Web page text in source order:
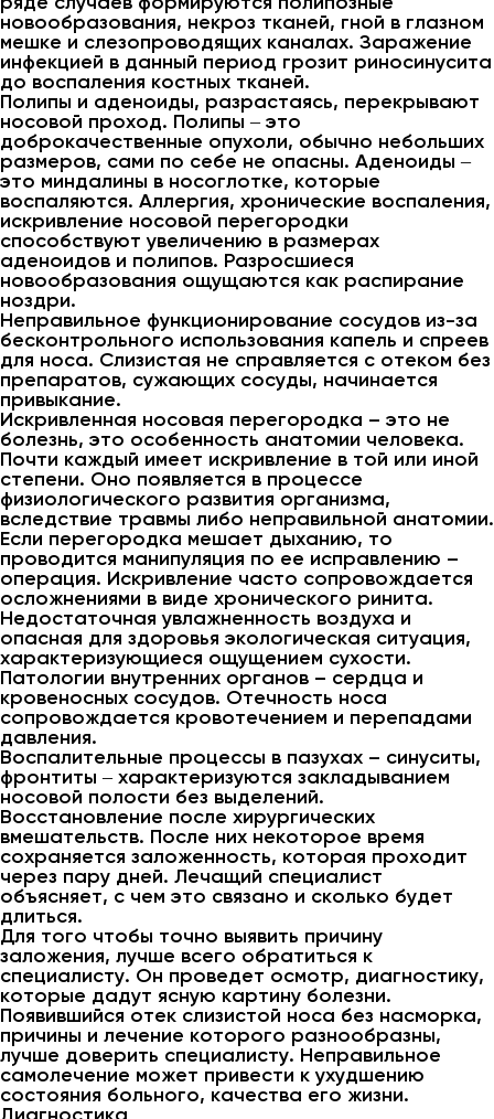
новообразования, некроз тканей, гной в глазном
мешке и слезопроводящих каналах. Заражение
инфекцией в данный период грозит риносинусита
до воспаления костных тканей.
Полипы и аденоиды, разрастаясь, перекрывают
носовой проход. Полипы ‒ это
доброкачественные опухоли, обычно небольших
размеров, сами по себе не опасны. Аденоиды ‒
это миндалины в носоглотке, которые
воспаляются. Аллергия, хронические воспаления,
искривление носовой перегородки
способствуют увеличению в размерах
аденоидов и полипов. Разросшиеся
новообразования ощущаются как распирание
ноздри.
Неправильное функционирование сосудов из-за
бесконтрольного использования капель и спреев
для носа. Слизистая не справляется с отеком без
препаратов, сужающих сосуды, начинается
привыкание.
Искривленная носовая перегородка – это не
болезнь, это особенность анатомии человека.
Почти каждый имеет искривление в той или иной
степени. Оно появляется в процессе
физиологического развития организма,
вследствие травмы либо неправильной анатомии.
Если перегородка мешает дыханию, то
проводится манипуляция по ее исправлению –
операция. Искривление часто сопровождается
осложнениями в виде хронического ринита.
Недостаточная увлажненность воздуха и
опасная для здоровья экологическая ситуация,
характеризующиеся ощущением сухости.
Патологии внутренних органов – сердца и
кровеносных сосудов. Отечность носа
сопровождается кровотечением и перепадами
давления.
Воспалительные процессы в пазухах – синуситы,
фронтиты ‒ характеризуются закладыванием
носовой полости без выделений.
Восстановление после хирургических
вмешательств. После них некоторое время
сохраняется заложенность, которая проходит
через пару дней. Лечащий специалист
объясняет, с чем это связано и сколько будет
длиться.
Для того чтобы точно выявить причину
заложения, лучше всего обратиться к
специалисту. Он проведет осмотр, диагностику,
которые дадут ясную картину болезни.
Появившийся отек слизистой носа без насморка,
причины и лечение которого разнообразны,
лучше доверить специалисту. Неправильное
самолечение может привести к ухудшению
состояния больного, качества его жизни.